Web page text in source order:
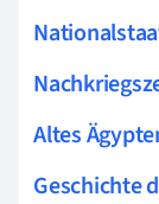
Altes
Geschichte